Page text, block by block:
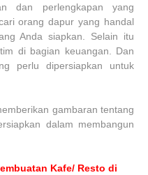
dan perlengkapan yang
orang dapur yang handal
Anda siapkan. Selain itu
di bagian keuangan. Dan
perlu dipersiapkan untuk
gambaran tentang
dalam membangun
Kafe/ Resto di